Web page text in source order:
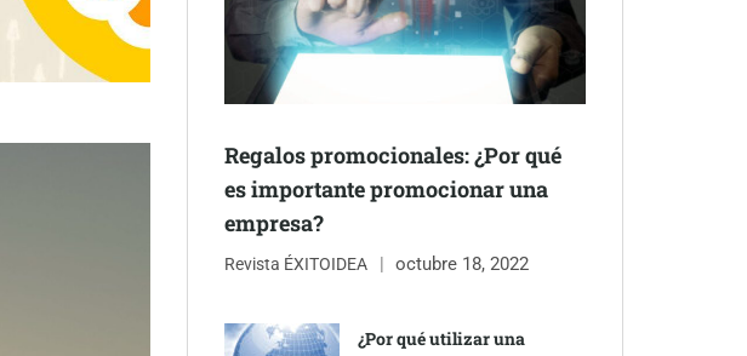
Regalos promocionales: ¿Por qué
es importante promocionar una
empresa?
Revista ÉXITOIDEA octubre 18, 2022
¿Por qué utilizar una